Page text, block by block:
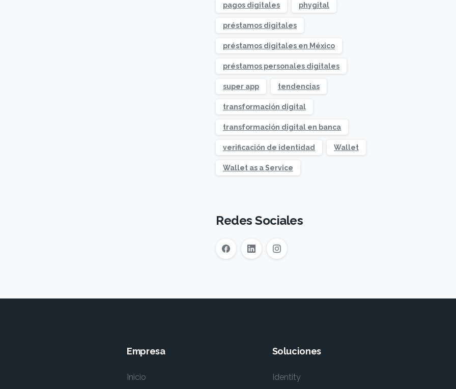
pagos digitales phygital
préstamos digitales
préstamos digitales en México
préstamos personales digitales
super app tendencias
transformación digital
transformación digital en banca
verificación de identidad Wallet
Wallet as a Service
Redes Sociales
Empresa
Inicio
Soluciones
Identity